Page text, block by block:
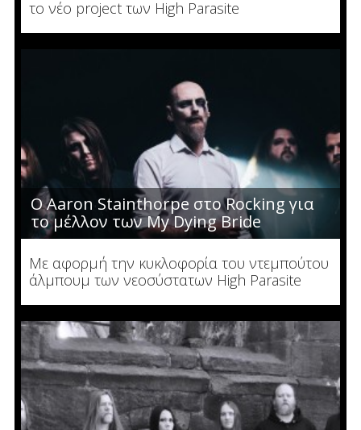
το νέο project των High Parasite
O Aaron Stainthorpe στο Rocking για
το μέλλον των My Dying Bride
Με αφορμή την κυκλοφορία του ντεμπούτου
άλμπουμ των νεοσύστατων High Parasite